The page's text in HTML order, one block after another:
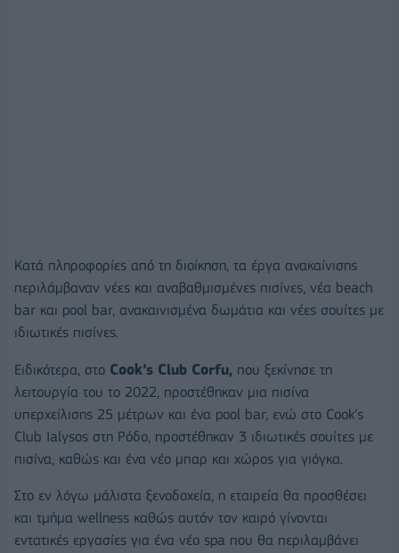
Κατά πληροφορίες από τη διοίκηση, τα έργα ανακαίνισης
περιλάμβαναν νέες και αναβαθμισμένες πισίνες, νέα beach
bar και pool bar, ανακαινισμένα δωμάτια και νέες σουίτες με
ιδιωτικές πισίνες.
Ειδικότερα, στο Cook’s Club Corfu, που ξεκίνησε τη
λειτουργία του το 2022, προστέθηκαν μια πισίνα
υπερχείλισης 25 μέτρων και ένα pool bar, ενώ στο Cook’s
Club Ialysos στη Ρόδο, προστέθηκαν 3 ιδιωτικές σουίτες με
πισίνα, καθώς και ένα νέο μπαρ και χώρος για γιόγκα.
Στο εν λόγω μάλιστα ξενοδοχεία, η εταιρεία θα προσθέσει
και τμήμα wellness καθώς αυτόν τον καιρό γίνονται
εντατικές εργασίες για ένα νέο spa που θα περιλαμβάνει